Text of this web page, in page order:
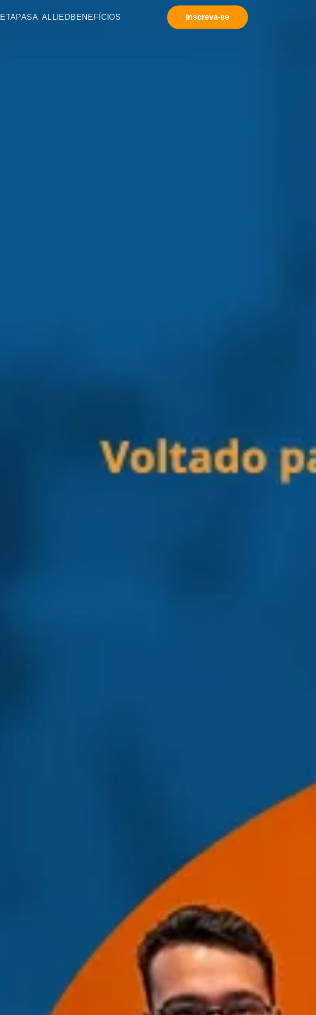
ETAPASA ALLIEDBENEFÍCIOS Inscreva-se